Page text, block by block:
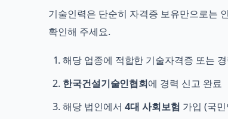
기술인력은 단순히 자격증 보유만으로는
확인해 주세요.
해당 업종에 적합한 기술자격증 또는
한국건설기술인협회에 경력 신고 완료
해당 법인에서 4대 사회보험 가입 (국민